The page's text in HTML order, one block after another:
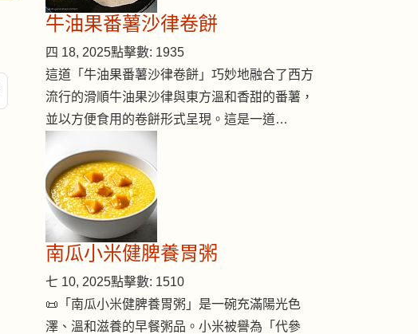
牛油果番薯沙律卷餅
四 18, 2025點擊數: 1935
這道「牛油果番薯沙律卷餅」巧妙地融合了西方
流行的滑順牛油果沙律與東方溫和香甜的番薯，
並以方便食用的卷餅形式呈現。這是一道…
南瓜小米健脾養胃粥
七 10, 2025點擊數: 1510
📜「南瓜小米健脾養胃粥」是一碗充滿陽光色
澤、溫和滋養的早餐粥品。小米被譽為「代參